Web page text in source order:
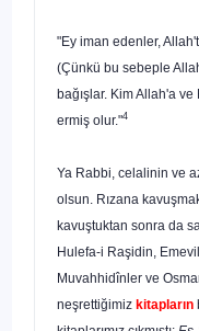
"Ey iman edenler,
(Çünkü bu sebep­le
bağışlar. Kim Allah'a
ermiş olur."4
Ya Rabbi, celalinin ve
olsun. Rızana
kavuştuktan sonra da
Hulefa-i Raşidin,
Muvahhidînler ve
neşrettiğimiz kitapların